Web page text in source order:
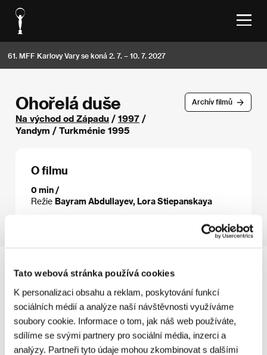
Tato webová stránka používá cookies
K personalizaci obsahu a reklam, poskytování funkcí
sociálních médií a analýze naší návštěvnosti využíváme
soubory cookie. Informace o tom, jak náš web používáte,
sdílíme se svými partnery pro sociální média, inzerci a
analýzy. Partneři tyto údaje mohou zkombinovat s dalšími
61. MFF Karlovy Vary se koná 2. 7. – 10. 7. 2027
Archív filmů
Ohořelá duše
Na východ od Západu / 1997 /
Yandym / Turkménie 1995
O filmu
0 min /
Režie Bayram Abdullayev, Lora Stiepanskaya